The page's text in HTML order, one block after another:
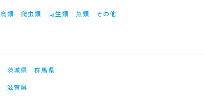
鳥類 爬虫類 両生類 魚類 その他
茨城県
群馬県
滋賀県